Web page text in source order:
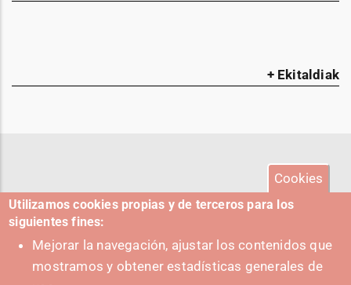
+ Ekitaldiak
Cookies
Utilizamos cookies propias y de terceros para los
siguientes fines:
Mejorar la navegación, ajustar los contenidos que
mostramos y obtener estadísticas generales de